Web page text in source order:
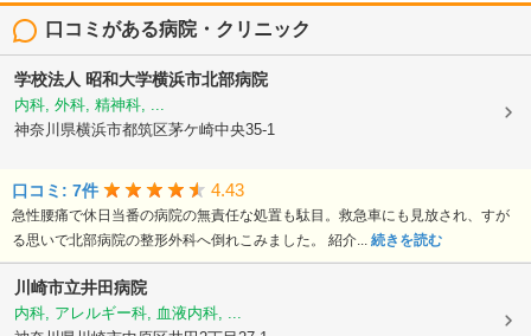
口コミがある病院・クリニック
学校法人 昭和大学横浜市北部病院
内科, 外科, 精神科, ...
神奈川県横浜市都筑区茅ケ崎中央35-1
口コミ: 7件 4.43
急性腰痛で休日当番の病院の無責任な処置も駄目。救急車にも見放され、すが
る思いで北部病院の整形外科へ倒れこみました。 紹介... 続きを読む
川崎市立井田病院
内科, アレルギー科, 血液内科, ...